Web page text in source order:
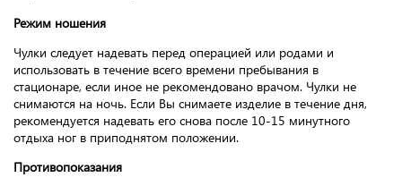
Режим ношения
Чулки следует надевать перед операцией или родами и
использовать в течение всего времени пребывания в
стационаре, если иное не рекомендовано врачом. Чулки не
снимаются на ночь. Если Вы снимаете изделие в течение дня,
рекомендуется надевать его снова после 10-15 минутного
отдыха ног в приподнятом положении.
Противопоказания